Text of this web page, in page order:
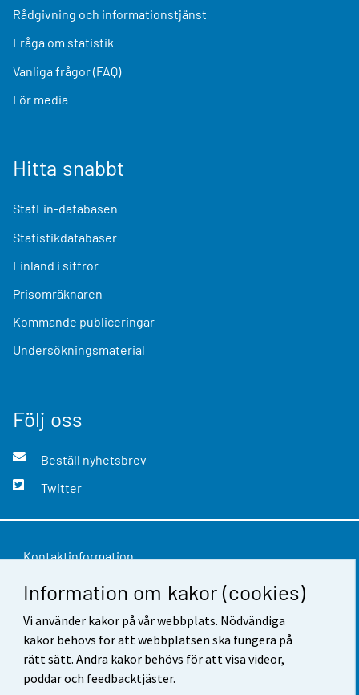
Information om kakor (cookies)
Vi använder kakor på vår webbplats. Nödvändiga
kakor behövs för att webbplatsen ska fungera på
rätt sätt. Andra kakor behövs för att visa videor,
poddar och feedbacktjäster.
Rådgivning och informationstjänst
Fråga om statistik
Vanliga frågor (FAQ)
För media
Hitta snabbt
StatFin-databasen
Statistikdatabaser
Finland i siffror
Prisomräknaren
Kommande publiceringar
Undersökningsmaterial
Följ oss
Beställ nyhetsbrev
Twitter
Kontaktinformation
Respons
Användarvillkor
Dataskydd
Tillgänglighet